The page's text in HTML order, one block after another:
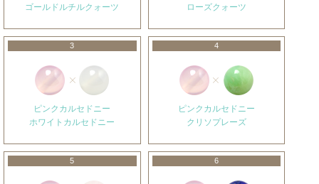
ゴールドルチルクォーツ
ローズクォーツ
3
ピンクカルセドニー
ホワイトカルセドニー
4
ピンクカルセドニー
クリソプレーズ
5 6